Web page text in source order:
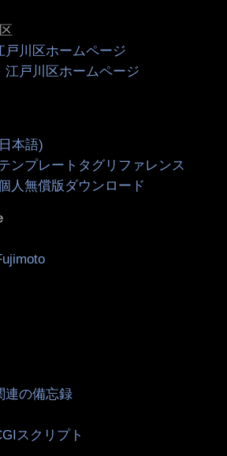
川区ホームページ
戸川区ホームページ
本語)
ンプレートタグリファレンス
人無償版ダウンロード
連の備忘録
スクリプト